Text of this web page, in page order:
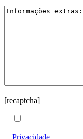
[recaptcha]
Privacidade